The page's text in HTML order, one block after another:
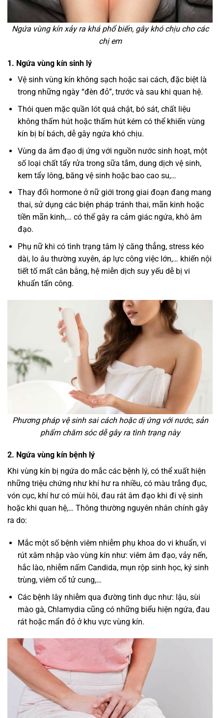
Ngứa vùng kín xảy ra khá phổ biến, gây khó chịu cho các
chị em
1. Ngứa vùng kín sinh lý
Vệ sinh vùng kín không sạch hoặc sai cách, đặc biệt là
trong những ngày “đèn đỏ”, trước và sau khi quan hệ.
Thói quen mặc quần lót quá chật, bó sát, chất liệu
không thấm hút hoặc thấm hút kém có thể khiến vùng
kín bị bí bách, dễ gây ngứa khó chịu.
Vùng da âm đạo dị ứng với nguồn nước sinh hoạt, một
số loại chất tẩy rửa trong sữa tắm, dung dịch vệ sinh,
kem tẩy lông, băng vệ sinh hoặc bao cao su,…
Thay đổi hormone ở nữ giới trong giai đoạn đang mang
thai, sử dụng các biện pháp tránh thai, mãn kinh hoặc
tiền mãn kinh,… có thể gây ra cảm giác ngứa, khô âm
đạo.
Phụ nữ khi có tình trạng tâm lý căng thẳng, stress kéo
dài, lo âu thường xuyên, áp lực công việc lớn,… khiến nội
tiết tố mất cân bằng, hệ miễn dịch suy yếu dễ bị vi
khuẩn tấn công.
Phương pháp vệ sinh sai cách hoặc dị ứng với nước, sản
phẩm chăm sóc dễ gây ra tình trạng này
2. Ngứa vùng kín bệnh lý
Khi vùng kín bị ngứa do mắc các bệnh lý, có thể xuất hiện
những triệu chứng như khí hư ra nhiều, có màu trắng đục,
vón cục, khí hư có mùi hôi, đau rát âm đạo khi đi vệ sinh
hoặc khi quan hệ,… Thông thường nguyên nhân chính gây
ra do:
Mắc một số bệnh viêm nhiễm phụ khoa do vi khuẩn, vi
rút xâm nhập vào vùng kín như: viêm âm đạo, vảy nến,
hắc lào, nhiễm nấm Candida, mụn rộp sinh học, ký sinh
trùng, viêm cổ tử cung,…
Các bệnh lây nhiễm qua đường tình dục như: lậu, sùi
mào gà, Chlamydia cũng có những biểu hiện ngứa, đau
rát hoặc mẩn đỏ ở khu vực vùng kín.